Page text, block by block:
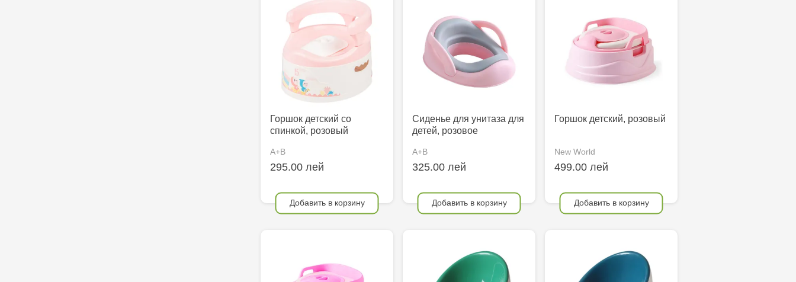
Горшок детский со
спинкой, розовый
A+B
295.00 лей
Добавить в корзину
Сиденье для унитаза для
детей, розовое
A+B
325.00 лей
Добавить в корзину
Горшок детский, розовый
New World
499.00 лей
Добавить в корзину